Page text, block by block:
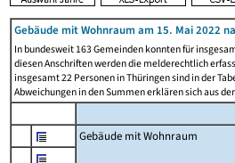
Gebäude mit Wohnraum am 15. Mai 2022
In bundesweit 163 Gemeinden konnten für
diesen Anschriften werden die melderechtlich
insgesamt 22 Personen in Thüringen sind in der
Abweichungen in den Summen erklären sich aus
Gebäude mit Wohnraum